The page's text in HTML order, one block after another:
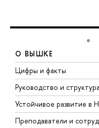
О ВЫШКЕ
Цифры и факты
Руководство и структура
Устойчивое развитие
Преподаватели и